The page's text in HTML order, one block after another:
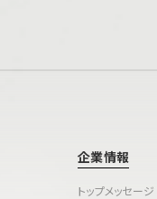
企業情報
トップメッセージ